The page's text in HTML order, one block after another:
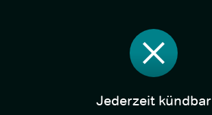
Jederzeit kündbar